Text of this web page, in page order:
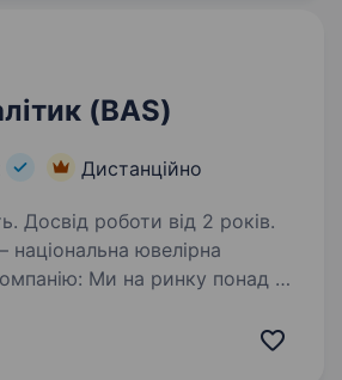
(BAS)
Дистанційно
Досвід роботи від 2 років.
ювелірна
понад 25